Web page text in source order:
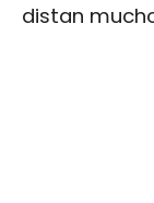
distan